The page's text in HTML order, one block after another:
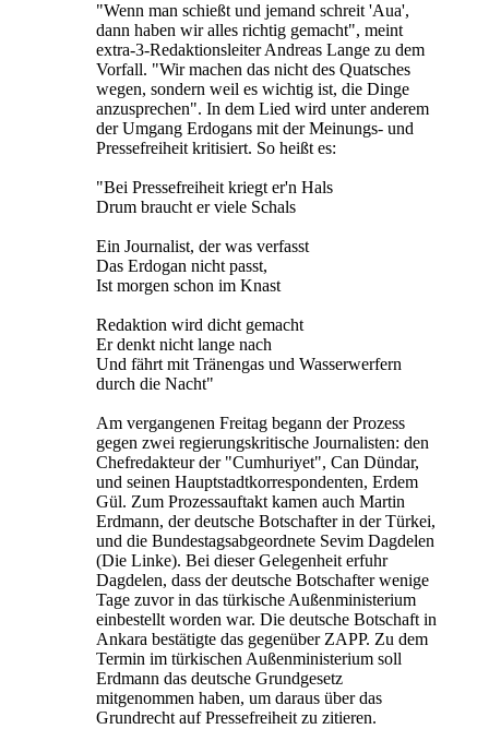
"Wenn man schießt und jemand schreit 'Aua',
dann haben wir alles richtig gemacht", meint
extra-3-Redaktionsleiter Andreas Lange zu dem
Vorfall. "Wir machen das nicht des Quatsches
wegen, sondern weil es wichtig ist, die Dinge
anzusprechen". In dem Lied wird unter anderem
der Umgang Erdogans mit der Meinungs- und
Pressefreiheit kritisiert. So heißt es:
"Bei Pressefreiheit kriegt er'n Hals
Drum braucht er viele Schals
Ein Journalist, der was verfasst
Das Erdogan nicht passt,
Ist morgen schon im Knast
Redaktion wird dicht gemacht
Er denkt nicht lange nach
Und fährt mit Tränengas und Wasserwerfern
durch die Nacht"
Am vergangenen Freitag begann der Prozess
gegen zwei regierungskritische Journalisten: den
Chefredakteur der "Cumhuriyet", Can Dündar,
und seinen Hauptstadtkorrespondenten, Erdem
Gül. Zum Prozessauftakt kamen auch Martin
Erdmann, der deutsche Botschafter in der Türkei,
und die Bundestagsabgeordnete Sevim Dagdelen
(Die Linke). Bei dieser Gelegenheit erfuhr
Dagdelen, dass der deutsche Botschafter wenige
Tage zuvor in das türkische Außenministerium
einbestellt worden war. Die deutsche Botschaft in
Ankara bestätigte das gegenüber ZAPP. Zu dem
Termin im türkischen Außenministerium soll
Erdmann das deutsche Grundgesetz
mitgenommen haben, um daraus über das
Grundrecht auf Pressefreiheit zu zitieren.